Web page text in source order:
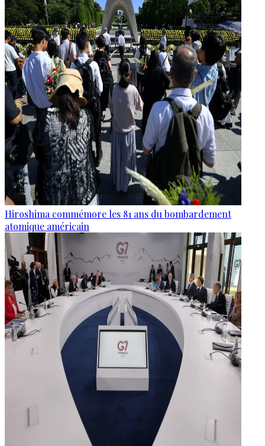
Hiroshima commémore les 81 ans du bombardement
atomique américain